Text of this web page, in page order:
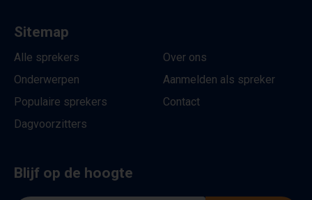
Sitemap
Alle sprekers
Onderwerpen
Populaire sprekers
Dagvoorzitters
Over ons
Aanmelden als spreker
Contact
Blijf op de hoogte